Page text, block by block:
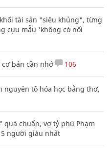
tài sản "siêu khủng", từng
cựu mẫu 'không có nổi
cơ bản cần nhớ 106
nguyên tố hóa học bằng thơ,
chuẩn, vợ tỷ phú Phạm
người giàu nhất